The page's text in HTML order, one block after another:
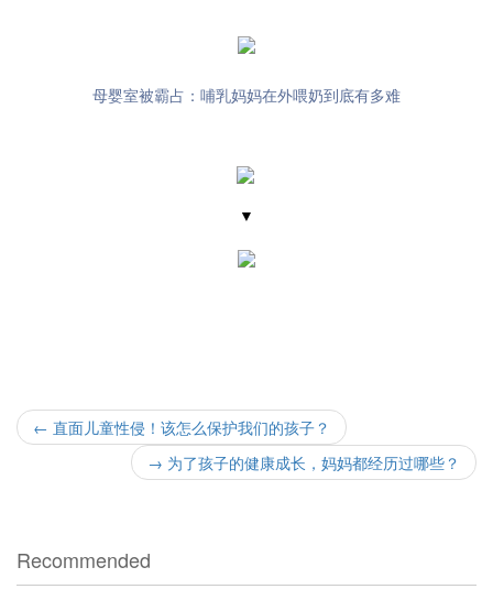
母婴室被霸占：哺乳妈妈在外喂奶到底有多难
▼
← 直面儿童性侵！该怎么保护我们的孩子？
→ 为了孩子的健康成长，妈妈都经历过哪些？
Recommended